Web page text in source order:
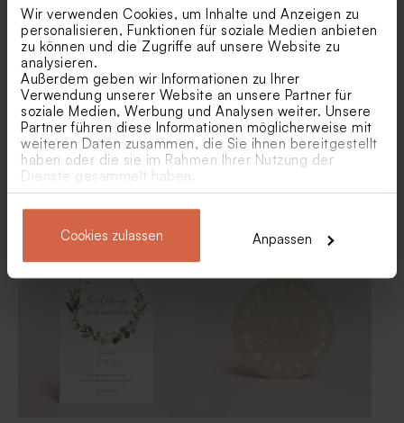
Wir verwenden Cookies, um Inhalte und Anzeigen zu
personalisieren, Funktionen für soziale Medien anbieten
zu können und die Zugriffe auf unsere Website zu
analysieren.
Außerdem geben wir Informationen zu Ihrer
Verwendung unserer Website an unsere Partner für
soziale Medien, Werbung und Analysen weiter. Unsere
Partner führen diese Informationen möglicherweise mit
weiteren Daten zusammen, die Sie ihnen bereitgestellt
haben oder die sie im Rahmen Ihrer Nutzung der
Dienste gesammelt haben.
Cookies zulassen Anpassen
Neu
Rosafarbene
Schokoladendragees als
Gastgeschenk Kommunion 1
kg (± 240 Stück)
Duft-Diffusor klein | altorsa
Veredelte Einladung zur
Kommunion "Greenery" mit
grünem Kranz
Einladung Kommunion
'Herbal' mit Foto als